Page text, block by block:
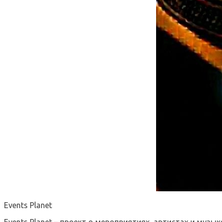
Events Planet